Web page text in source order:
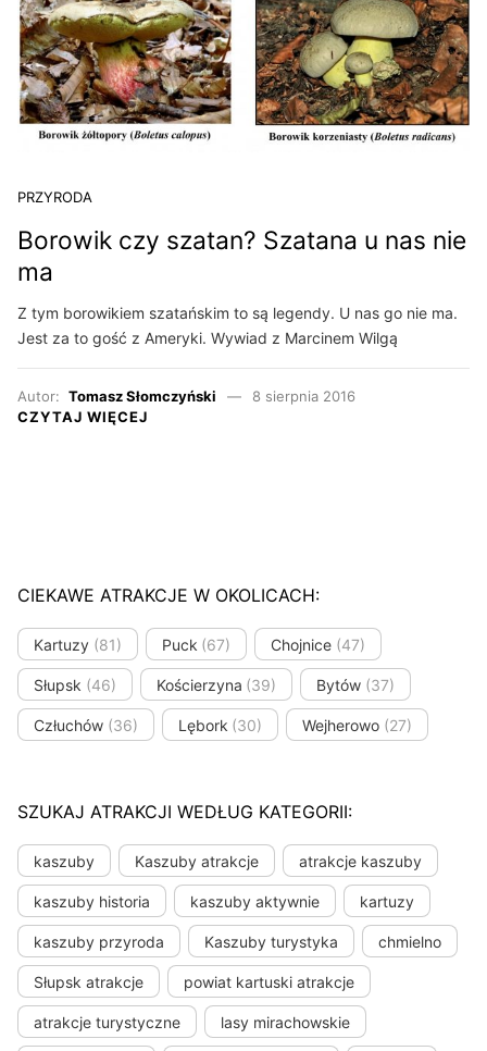
PRZYRODA
Borowik czy szatan? Szatana u nas nie
ma
Z tym borowikiem szatańskim to są legendy. U nas go nie ma.
Jest za to gość z Ameryki. Wywiad z Marcinem Wilgą
Autor: Tomasz Słomczyński
8 sierpnia 2016
CZYTAJ WIĘCEJ
CIEKAWE ATRAKCJE W OKOLICACH:
Kartuzy (81) Puck (67) Chojnice (47)
Słupsk (46) Kościerzyna (39) Bytów (37)
Człuchów (36) Lębork (30) Wejherowo (27)
SZUKAJ ATRAKCJI WEDŁUG KATEGORII:
kaszuby Kaszuby atrakcje atrakcje kaszuby
kaszuby historia kaszuby aktywnie kartuzy
kaszuby przyroda Kaszuby turystyka chmielno
Słupsk atrakcje powiat kartuski atrakcje
atrakcje turystyczne lasy mirachowskie